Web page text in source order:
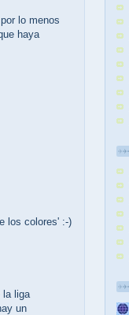
lo menos
haya
los colores' :-)
la liga
un